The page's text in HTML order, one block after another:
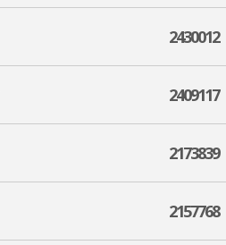
2430012
2409117
2173839
2157768